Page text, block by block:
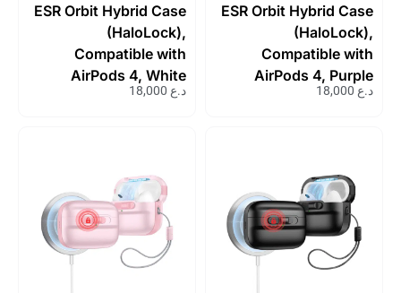
ESR Orbit Hybrid
Compatible
AirPods 4,
ESR Orbit Hybrid Case
(HaloLock),
Compatible with
AirPods 4, White